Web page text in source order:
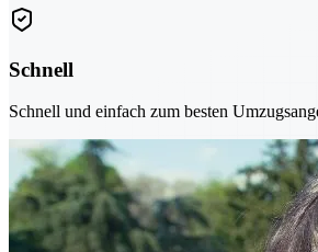
Schnell
Schnell und einfach zum besten